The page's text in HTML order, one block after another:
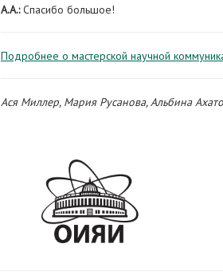
А.А.:Спасибо большое!
Подробнее о мастерской научной
Ася Миллер, Мария Русанова, Альбина